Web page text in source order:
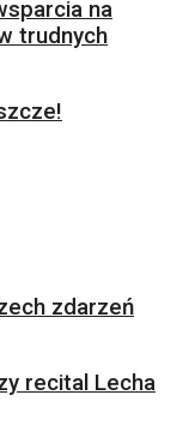
na
trudnych
zdarzeń
recital Lecha